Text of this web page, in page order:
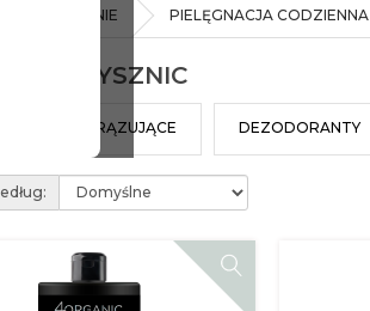
OPALANIE PIELĘGNACJA CODZIENNA
PRYSZNIC
BRĄZUJĄCE DEZODORANTY